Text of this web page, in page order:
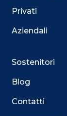
Privati
Aziendali
Sostenitori
Blog
Contatti